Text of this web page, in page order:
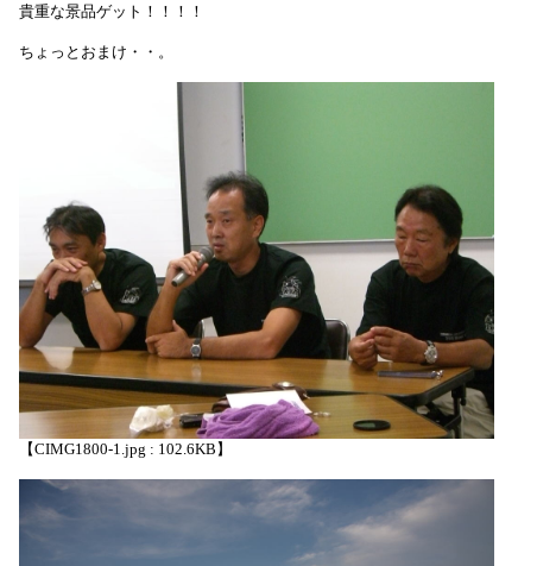
貴重な景品ゲット！！！！
ちょっとおまけ・・。
【CIMG1800-1.jpg : 102.6KB】